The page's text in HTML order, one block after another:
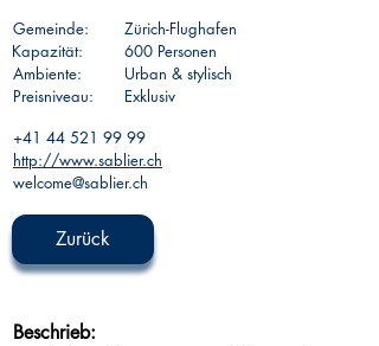
Gemeinde:
Kapazität:
Ambiente:
Preisniveau:
Zürich-Flughafen
600 Personen
Urban & stylisch
Exklusiv
+41 44 521 99 99
http://www.sablier.ch
welcome@sablier.ch
Zurück
Beschrieb: